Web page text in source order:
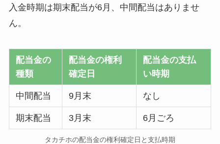
入金時期は期末配当が6月、中間配当はありませ
ん。
配当金の
種類
配当金の権利
確定日
配当金の支払
い時期
中間配当 9月末 なし
期末配当 3月末 6月ごろ
タカチホの配当金の権利確定日と支払時期